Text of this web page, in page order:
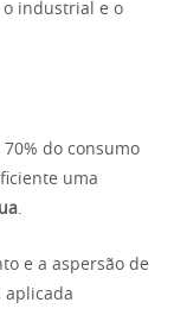
o industrial e o
do consumo
uma
.
e a aspersão de
aplicada